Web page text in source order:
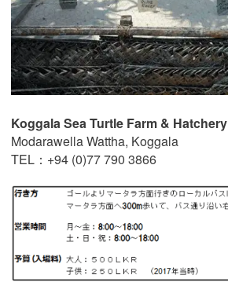
Koggala Sea Turtle Farm & Hatchery
Modarawella Wattha, Koggala
TEL：+94 (0)77 790 3866